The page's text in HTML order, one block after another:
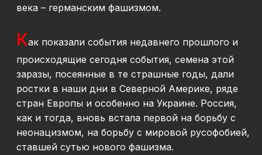
века – германским фашизмом.
Как показали события недавнего прошлого и
происходящие сегодня события, семена этой
заразы, посеянные в те страшные годы, дали
ростки в наши дни в Северной Америке, ряде
стран Европы и особенно на Украине. Россия,
как и тогда, вновь встала первой на борьбу с
неонацизмом, на борьбу с мировой русофобией,
ставшей сутью нового фашизма.